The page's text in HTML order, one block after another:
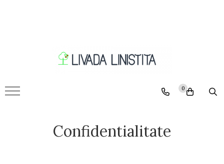
Nectarini
0
Confidentialitate